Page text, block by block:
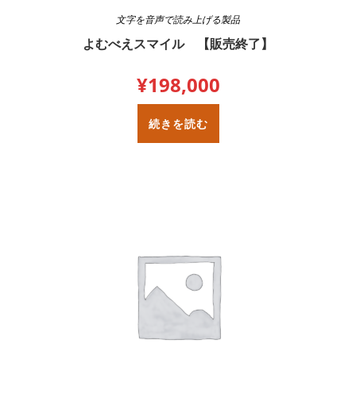
文字を音声で読み上げる製品
よむべえスマイル 【販売終了】
¥198,000
続きを読む